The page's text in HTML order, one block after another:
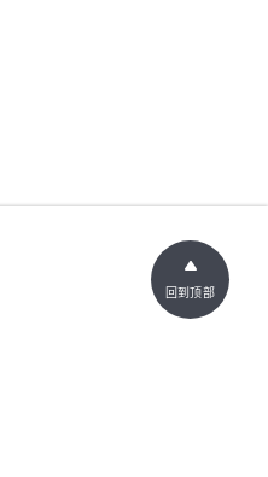
回到顶部